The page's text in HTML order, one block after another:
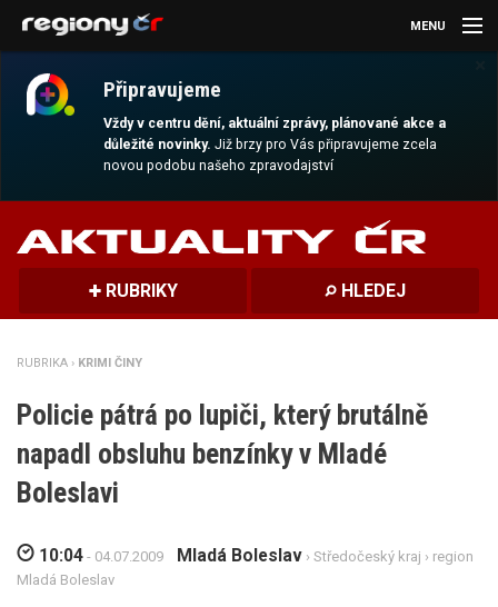
Připravujeme
Vždy v centru dění, aktuální zprávy, plánované akce a
důležité novinky.Již brzy pro Vás připravujeme zcela
novou podobu našeho zpravodajství
MENU
AKTUALITY
MAGAZÍN
DALŠÍ
REGION
RUBRIKY HLEDEJ
RUBRIKA › KRIMI ČINY
Policie pátrá po lupiči, který brutálně
napadl obsluhu benzínky v Mladé
Boleslavi
10:04 - 04.07.2009 Mladá Boleslav › Středočeský kraj › region
Mladá Boleslav